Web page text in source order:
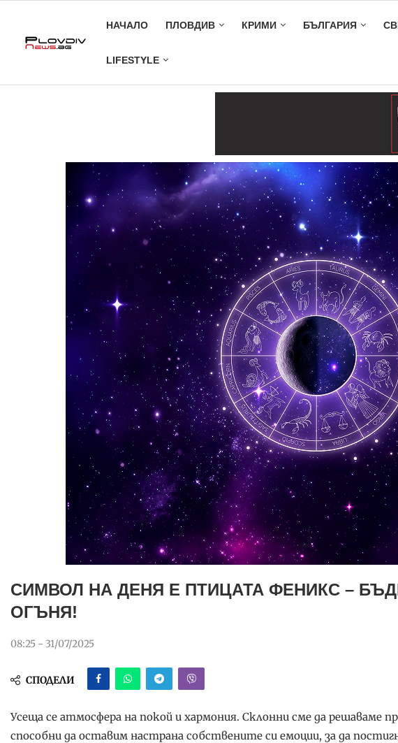
НАЧАЛО ПЛОВДИВ КРИМИ БЪЛГАРИЯ
LIFESTYLE
СИМВОЛ НА ДЕНЯ Е ПТИЦАТА ФЕНИКС –
ОГЪНЯ!
08:25 - 31/07/2025
СПОДЕЛИ
Усеща се атмосфера на покой и хармония. Склонни сме да решаваме
способни да оставим настрана собствените си емоции, за да